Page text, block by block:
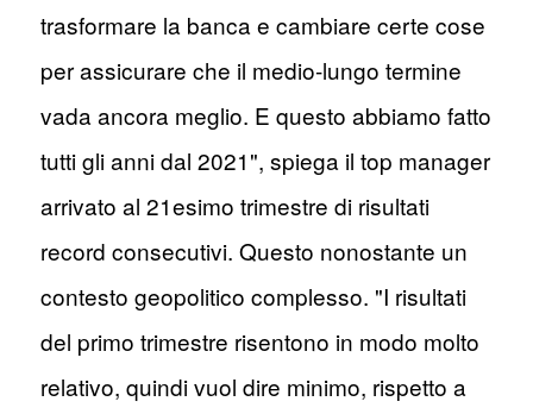
trasformare la banca e cambiare certe cose
per assicurare che il medio-lungo termine
vada ancora meglio. E questo abbiamo fatto
tutti gli anni dal 2021", spiega il top manager
arrivato al 21esimo trimestre di risultati
record consecutivi. Questo nonostante un
contesto geopolitico complesso. "I risultati
del primo trimestre risentono in modo molto
relativo, quindi vuol dire minimo, rispetto a